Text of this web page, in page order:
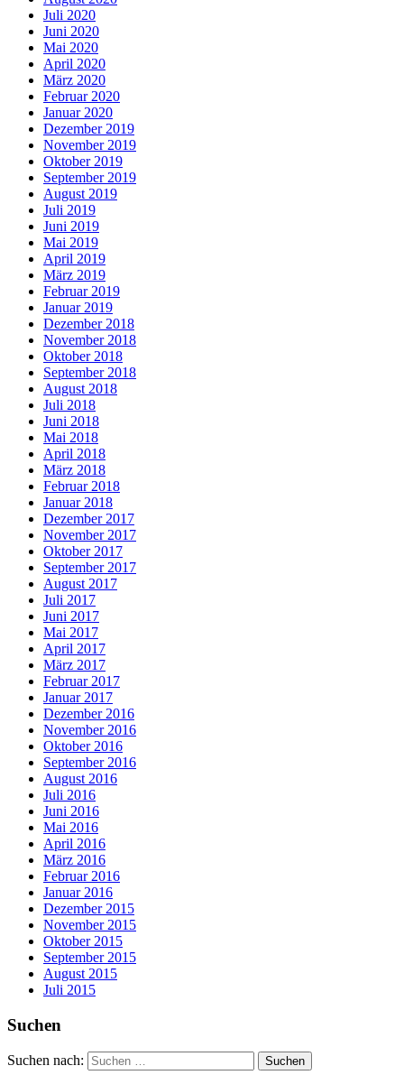
Juli 2020
Juni 2020
Mai 2020
April 2020
März 2020
Februar 2020
Januar 2020
Dezember 2019
November 2019
Oktober 2019
September 2019
August 2019
Juli 2019
Juni 2019
Mai 2019
April 2019
März 2019
Februar 2019
Januar 2019
Dezember 2018
November 2018
Oktober 2018
September 2018
August 2018
Juli 2018
Juni 2018
Mai 2018
April 2018
März 2018
Februar 2018
Januar 2018
Dezember 2017
November 2017
Oktober 2017
September 2017
August 2017
Juli 2017
Juni 2017
Mai 2017
April 2017
März 2017
Februar 2017
Januar 2017
Dezember 2016
November 2016
Oktober 2016
September 2016
August 2016
Juli 2016
Juni 2016
Mai 2016
April 2016
März 2016
Februar 2016
Januar 2016
Dezember 2015
November 2015
Oktober 2015
September 2015
August 2015
Juli 2015
Suchen
Suchen nach: